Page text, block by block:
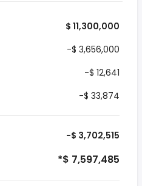
$ 11,300,000
-$ 3,656,000
-$ 12,641
-$ 33,874
-$ 3,702,515
*$ 7,597,485